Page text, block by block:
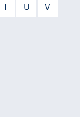
T U
V